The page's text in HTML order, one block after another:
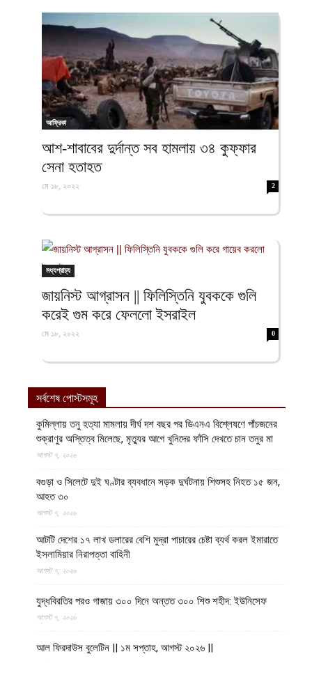
আফ্রিকা
আশ-শাবাবের দুর্দান্ত সব হামলায় ৩৪ কুফ্ফার
সেনা হতাহত
মে ১৮, ২০২২ 2
মধ্যপ্রাচ্য
জায়নিস্ট আগ্রাসন || ফিলিস্তিনি যুবককে গুলি
করেই গুম করে ফেললো ইসরাইল
মে ১৮, ২০২২ 0
সর্বশেষ পোস্টসমূহ
কুমিল্লায় তনু হত্যা মামলায় দীর্ঘ দশ বছর পর ডিএনএ বিশ্লেষণে পাঁচজনের
শুক্রাণুর অস্তিত্ব মিলেছে, মৃত্যুর আগে খুনিদের ফাঁসি দেখতে চান তনুর মা
আগস্ট ৭, ২০২৬
বগুড়া ও সিলেটে দুই ঘণ্টার ব্যবধানে সড়ক দুর্ঘটনায় শিশুসহ নিহত ১৫ জন,
আহত ৩০
আগস্ট ৭, ২০২৬
আটটি দেশের ১৭ লাখ ডলারের বেশি মুদ্রা পাচারের চেষ্টা ব্যর্থ করল ইমারাতে
ইসলামিয়ার নিরাপত্তা বাহিনী
আগস্ট ৭, ২০২৬
যুদ্ধবিরতির পরও গাজায় ৩০০ দিনে অন্তত ৩০০ শিশু শহীদ: ইউনিসেফ
আগস্ট ৭, ২০২৬
আল ফিরদাউস বুলেটিন || ১ম সপ্তাহ, আগস্ট ২০২৬ ||
আগস্ট ৭, ২০২৬